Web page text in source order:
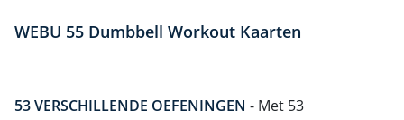
WEBU 55 Dumbbell Workout Kaarten
53 VERSCHILLENDE OEFENINGEN - Met 53